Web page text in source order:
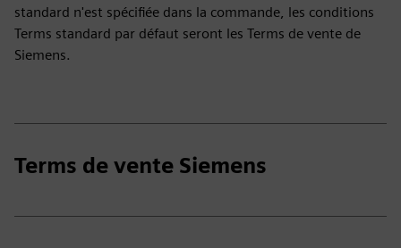
standard n'est spécifiée dans la commande, les conditions
Terms standard par défaut seront les Terms de vente de
Siemens.
Terms de vente Siemens